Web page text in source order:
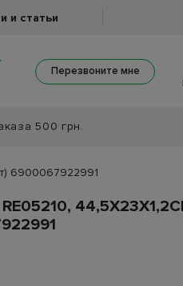
и статьи
Перезвоните мне
500 грн.
6900067922991